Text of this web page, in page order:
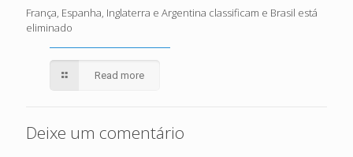
França, Espanha, Inglaterra e Argentina classificam e Brasil está
eliminado
Read more
Deixe um comentário